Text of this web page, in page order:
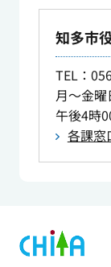
知多市
TEL：
月～金
午後4時
各課窓